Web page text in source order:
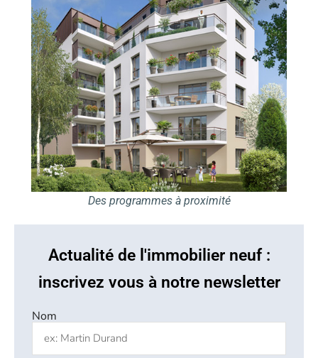
Des programmes à proximité
Actualité de l'immobilier neuf :
inscrivez vous à notre newsletter
Nom